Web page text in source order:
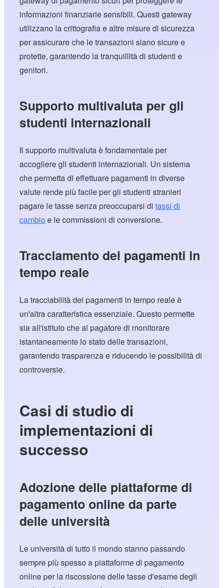
informazioni finanziarie sensibili. Questi gateway
utilizzano la crittografia e altre misure di sicurezza
per assicurare che le transazioni siano sicure e
protette, garantendo la tranquillità di studenti e
genitori.
Supporto multivaluta per gli
studenti internazionali
Il supporto multivaluta è fondamentale per
accogliere gli studenti internazionali. Un sistema
che permetta di effettuare pagamenti in diverse
valute rende più facile per gli studenti stranieri
pagare le tasse senza preoccuparsi ditassi di
cambio e le commissioni di conversione.
Tracciamento dei pagamenti in
tempo reale
La tracciabilità dei pagamenti in tempo reale è
un'altra caratteristica essenziale. Questo permette
sia all'istituto che al pagatore di monitorare
istantaneamente lo stato delle transazioni,
garantendo trasparenza e riducendo le possibilità di
controversie.
Casi di studio di
implementazioni di
successo
Adozione delle piattaforme di
pagamento online da parte
delle università
Le università di tutto il mondo stanno passando
sempre più spesso a piattaforme di pagamento
online per la riscossione delle tasse d'esame degli